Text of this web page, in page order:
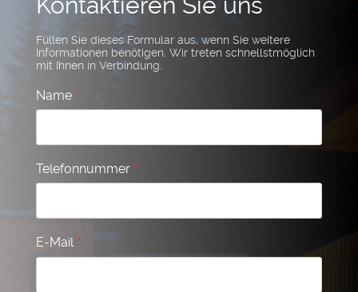
Füllen Sie dieses Formular aus, wenn Sie weitere
Informationen benötigen. Wir treten schnellstmöglich
mit Ihnen in Verbindung.
Name *
Telefonnummer *
E-Mail *